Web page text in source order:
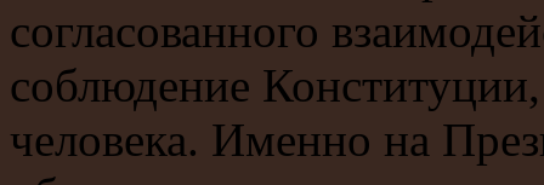
согласованного
соблюдение
человека. Именно на